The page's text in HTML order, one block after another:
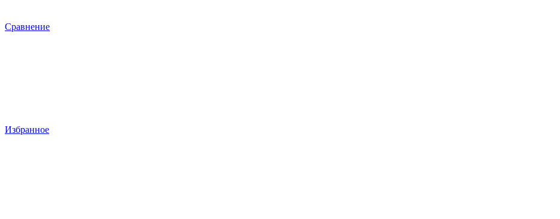
Сравнение
Избранное